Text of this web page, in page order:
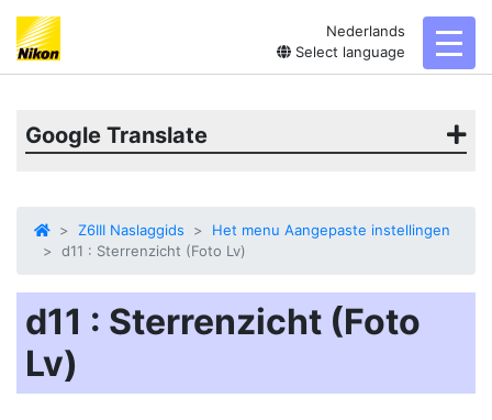
Nederlands
Select language
Google Translate
Z6III Naslaggids
Het menu Aangepaste instellingen
d11 : Sterrenzicht (Foto Lv)
d11 : Sterrenzicht (Foto
Lv)